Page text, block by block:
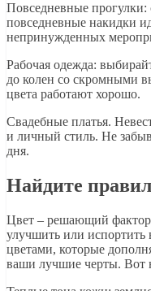
Повседневные прогулки:
повседневные накидки
непринужденных
Рабочая одежда:
до колен со скромными
цвета работают хорошо.
Свадебные платья.
и личный стиль. Не
дня.
Найдите
Цвет – решающий
улучшить или испортить
цветами, которые
ваши лучшие черты. Вот